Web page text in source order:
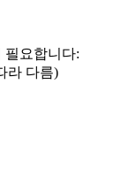
필요합니다:
라 다름)